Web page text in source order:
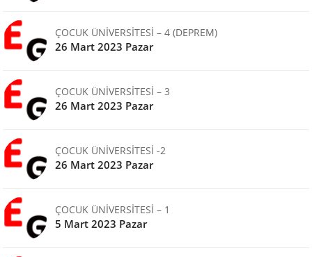
ÇOCUK ÜNİVERSİTESİ – 4 (DEPREM)
26 Mart 2023 Pazar
ÇOCUK ÜNİVERSİTESİ – 3
26 Mart 2023 Pazar
ÇOCUK ÜNİVERSİTESİ -2
26 Mart 2023 Pazar
ÇOCUK ÜNİVERSİTESİ – 1
5 Mart 2023 Pazar